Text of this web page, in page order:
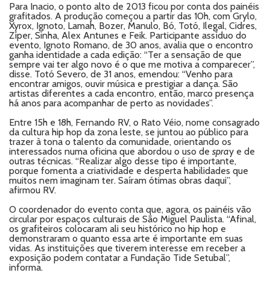
Para Inacio, o ponto alto de 2013 ficou por conta dos painéis
grafitados. A produção começou a partir das 10h, com Grylo,
Xyrox, Ignoto, Lamah, Bozer, Manulo, Bó, Totó, Ilegal, Cidres,
Zíper, Sinha, Alex Antunes e Feik. Participante assíduo do
evento, Ignoto Romano, de 30 anos, avalia que o encontro
ganha identidade a cada edição: “Ter a sensação de que
sempre vai ter algo novo é o que me motiva a comparecer”,
disse. Totó Severo, de 31 anos, emendou: “Venho para
encontrar amigos, ouvir música e prestigiar a dança. São
artistas diferentes a cada encontro, então, marco presença
há anos para acompanhar de perto as novidades”.
Entre 15h e 18h, Fernando RV, o Rato Véio, nome consagrado
da cultura hip hop da zona leste, se juntou ao público para
trazer à tona o talento da comunidade, orientando os
interessados numa oficina que abordou o uso de spray e de
outras técnicas. “Realizar algo desse tipo é importante,
porque fomenta a criatividade e desperta habilidades que
muitos nem imaginam ter. Saíram ótimas obras daqui”,
afirmou RV.
O coordenador do evento conta que, agora, os painéis vão
circular por espaços culturais de São Miguel Paulista. “Afinal,
os grafiteiros colocaram ali seu histórico no hip hop e
demonstraram o quanto essa arte é importante em suas
vidas. As instituições que tiverem interesse em receber a
exposição podem contatar a Fundação Tide Setubal”,
informa.